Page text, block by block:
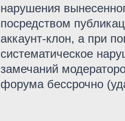
нарушения
посредством
аккаунт-клон, а при
систематическое
замечаний
форума бессрочно